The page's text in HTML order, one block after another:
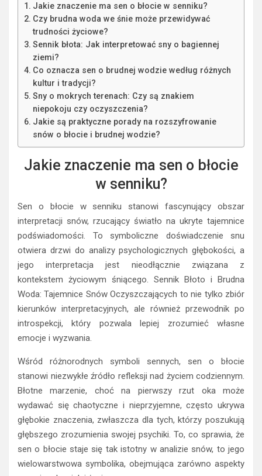
Jakie znaczenie ma sen o błocie w senniku?
Czy brudna woda we śnie może przewidywać
trudności życiowe?
Sennik błota: Jak interpretować sny o bagiennej
ziemi?
Co oznacza sen o brudnej wodzie według różnych
kultur i tradycji?
Sny o mokrych terenach: Czy są znakiem
niepokoju czy oczyszczenia?
Jakie są praktyczne porady na rozszyfrowanie
snów o błocie i brudnej wodzie?
Jakie znaczenie ma sen o błocie
w senniku?
Sen o błocie w senniku stanowi fascynujący obszar
interpretacji snów, rzucający światło na ukryte tajemnice
podświadomości. To symboliczne doświadczenie snu
otwiera drzwi do analizy psychologicznych głębokości, a
jego interpretacja jest nieodłącznie związana z
kontekstem życiowym śniącego. Sennik Błoto i Brudna
Woda: Tajemnice Snów Oczyszczających to nie tylko zbiór
kierunków interpretacyjnych, ale również przewodnik po
introspekcji, który pozwala lepiej zrozumieć własne
emocje i wyzwania.
Wśród różnorodnych symboli sennych, sen o błocie
stanowi niezwykłe źródło refleksji nad życiem codziennym.
Błotne marzenie, choć na pierwszy rzut oka może
wydawać się chaotyczne i nieprzyjemne, często ukrywa
głębokie znaczenia, zwłaszcza dla tych, którzy poszukują
głębszego zrozumienia swojej psychiki. To, co sprawia, że
sen o błocie staje się tak istotny w analizie snów, to jego
wielowarstwowa symbolika, obejmująca zarówno aspekty